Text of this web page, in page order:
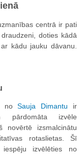
centrā ir pati
doties kādā
kādu jauku dāvanu.
noSauja Dimantu ir
pārdomāta izvēle
novērtē izsmalcinātu
rotaslietas. Šī
izvēlēties no